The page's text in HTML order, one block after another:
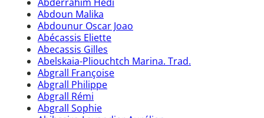
Abdoun Malika
Abdounur Oscar Joao
Abécassis Eliette
Abecassis Gilles
Abelskaia-Pliouchtch Marina. Trad.
Abgrall Françoise
Abgrall Philippe
Abgrall Rémi
Abgrall Sophie